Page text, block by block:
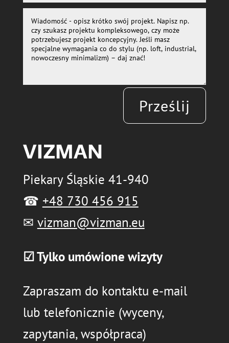
Prześlij
VIZMAN
Piekary Śląskie 41-940
☎ +48 730 456 915
✉ vizman@vizman.eu
☑ Tylko umówione wizyty
Zapraszam do kontaktu e-mail
lub telefonicznie (wyceny,
zapytania, współpraca)